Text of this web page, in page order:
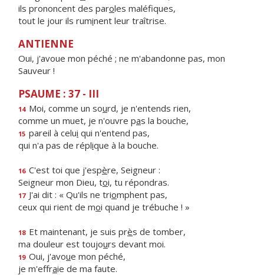
ils prononcent des paroles maléfiques,
tout le jour ils ruminent leur traîtrise.
ANTIENNE
Oui, j'avoue mon péché ; ne m'abandonne pas, mon
Sauveur !
PSAUME : 37 - III
14 Moi, comme un sourd, je n'entends rien,
comme un muet, je n'ouvre pas la bouche,
15 pareil à celui qui n'entend pas,
qui n'a pas de réplique à la bouche.
16 C'est toi que j'espère, Seigneur :
Seigneur mon Dieu, toi, tu répondras.
17 J'ai dit : « Qu'ils ne triomphent pas,
ceux qui rient de moi quand je trébuche ! »
18 Et maintenant, je suis près de tomber,
ma douleur est toujours devant moi.
19 Oui, j'avoue mon péché,
je m'effraie de ma faute.